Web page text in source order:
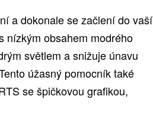
a dokonale se začlení do vaší
nízkým obsahem modrého
světlem a snižuje únavu
úžasný pomocník také
se špičkovou grafikou,